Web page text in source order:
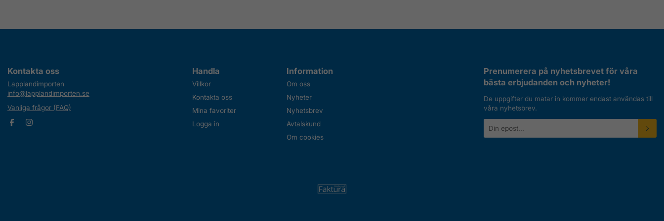
Kontakta oss
Lapplandimporten
info@lapplandimporten.se
Vanliga frågor (FAQ)
Handla
Villkor
Kontakta oss
Mina favoriter
Logga in
Information
Om oss
Nyheter
Nyhetsbrev
Avtalskund
Om cookies
Prenumerera på nyhetsbrevet för våra
bästa erbjudanden och nyheter!
De uppgifter du matar in kommer endast användas till
våra nyhetsbrev.
postadress